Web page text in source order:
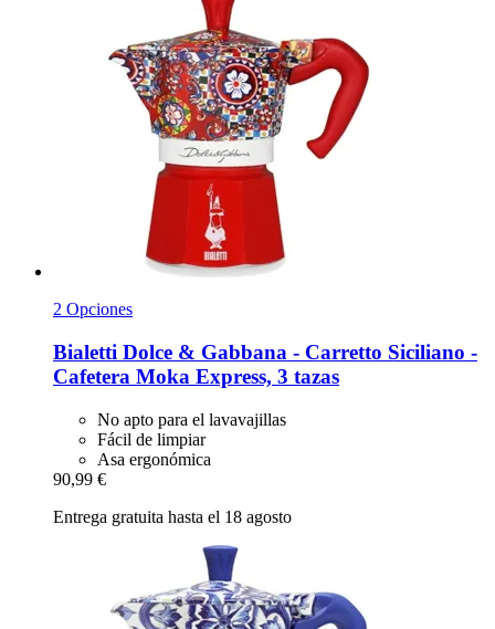
2 Opciones
Bialetti Dolce & Gabbana -​ Carretto Siciliano -​
Cafetera Moka Express, 3 tazas
No apto para el lavavajillas
Fácil de limpiar
Asa ergonómica
90,99 €
Entrega gratuita hasta el 18 agosto